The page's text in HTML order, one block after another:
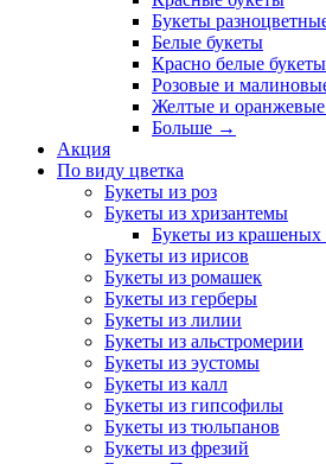
Букеты
Белые букеты
Красно белые букеты
Розовые и
Желтые и
Больше →
Акция
По виду цветка
Букеты из роз
Букеты из хризантемы
Букеты из крашеных
Букеты из ирисов
Букеты из ромашек
Букеты из герберы
Букеты из лилии
Букеты из альстромерии
Букеты из эустомы
Букеты из калл
Букеты из гипсофилы
Букеты из тюльпанов
Букеты из фрезий